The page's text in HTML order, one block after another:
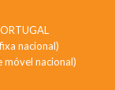
nacional)
móvel nacional)